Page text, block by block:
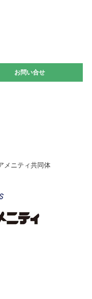
☆
が開催されました
お問い合せ
お問い合せ
メニティ共同体